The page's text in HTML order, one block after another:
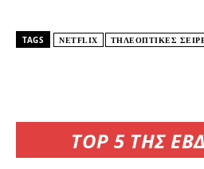
TOP 5 ΤΗΣ
TAGS NETFLIX ΤΗΛΕΟΠΤΙΚΕΣ